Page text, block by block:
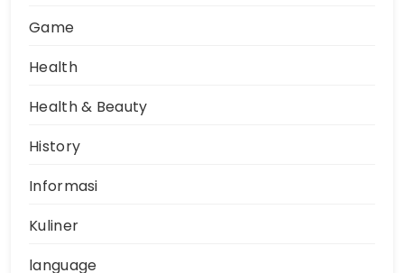
Game
Health
Health & Beauty
History
Informasi
Kuliner
language